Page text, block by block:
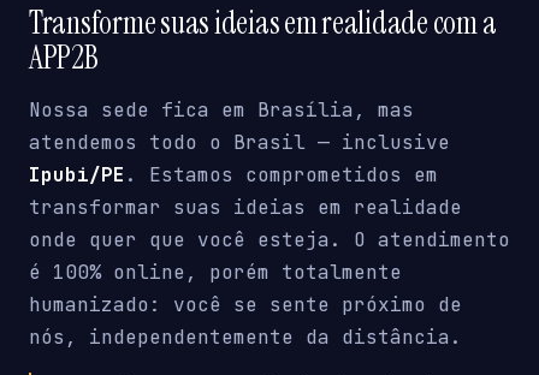
Transforme suas ideias em realidade com a
APP2B
Nossa sede fica em Brasília, mas
atendemos todo o Brasil — inclusive
Ipubi/PE . Estamos comprometidos em
transformar suas ideias em realidade
onde quer que você esteja. O atendimento
é 100% online, porém totalmente
humanizado: você se sente próximo de
nós, independentemente da distância.